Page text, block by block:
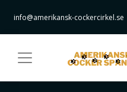
info@amerikansk-cockercirkel.se